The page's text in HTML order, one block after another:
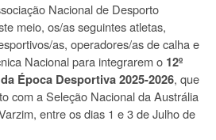
Nacional de Desporto
meio, os/as seguintes atletas,
as, operadores/as de calha e
Nacional para integrarem o 12º
Época Desportiva 2025-2026, que
com a Seleção Nacional da Austrália
entre os dias 1 e 3 de Julho de